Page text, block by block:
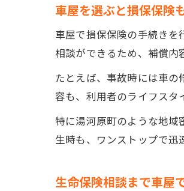
車屋を選ぶと損保保険
車屋で損保保険の手続き
相談ができるため、補償内
たとえば、事故時には車
容も、利用者のライフスタ
特に湯河原町のような地域
生時も、ワンストップで迅
生命保険相談まで車屋